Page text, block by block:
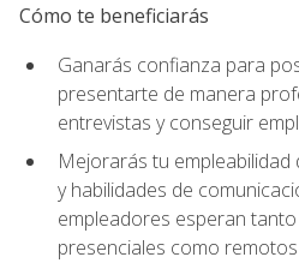
Cómo te beneficiarás
Ganarás confianza para
presentarte de manera
entrevistas y conseguir
Mejorarás tu
y habilidades de
empleadores esperan
presenciales como remotos